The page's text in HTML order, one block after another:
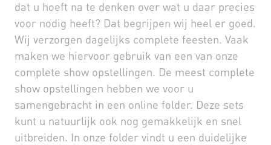
dat u hoeft na te denken over wat u daar precies
voor nodig heeft? Dat begrijpen wij heel er goed.
Wij verzorgen dagelijks complete feesten. Vaak
maken we hiervoor gebruik van een van onze
complete show opstellingen. De meest complete
show opstellingen hebben we voor u
samengebracht in een online folder. Deze sets
kunt u natuurlijk ook nog gemakkelijk en snel
uitbreiden. In onze folder vindt u een duidelijke